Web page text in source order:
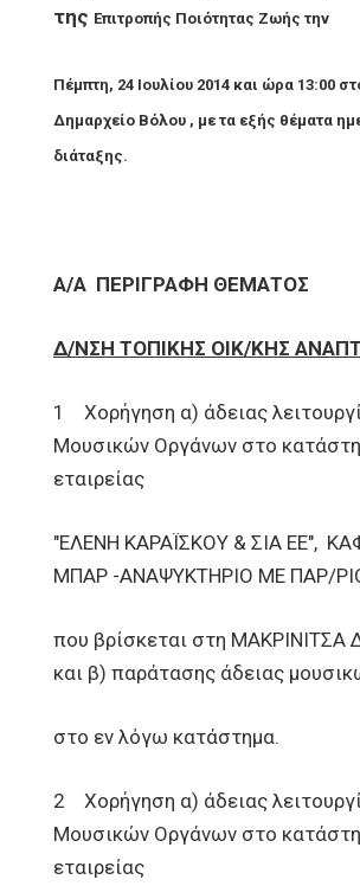
της Επιτροπής Ποιότητας Ζωής την
Πέμπτη, 24 Ιουλίου 2014 και ώρα 13:00
Δημαρχείο Βόλου , με τα εξής θέματα
διάταξης.
Α/Α ΠΕΡΙΓΡΑΦΗ ΘΕΜΑΤΟΣ
Δ/ΝΣΗ ΤΟΠΙΚΗΣ ΟΙΚ/ΚΗΣ
1 Χορήγηση α) άδειας
Μουσικών Οργάνων στο
εταιρείας
"ΕΛΕΝΗ ΚΑΡΑΪΣΚΟΥ & ΣΙΑ ΕΕ",
ΜΠΑΡ -ΑΝΑΨΥΚΤΗΡΙΟ ΜΕ ΠΑΡ/
που βρίσκεται στη ΜΑΚΡΙΝΙΤΣΑ
και β) παράτασης άδειας
στο εν λόγω κατάστημα.
2 Χορήγηση α) άδειας
Μουσικών Οργάνων στο
εταιρείας